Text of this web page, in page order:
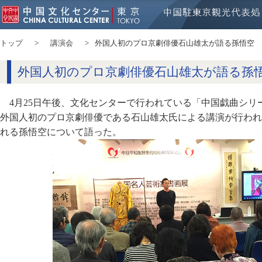
トップ 講演会 外国人初のプロ京劇俳優石山雄太が語る孫悟空
外国人初のプロ京劇俳優石山雄太が語る孫
4月25日午後、文化センターで行われている「中国戯曲シ
外国人初のプロ京劇俳優である石山雄太氏による講演が行わ
れる孫悟空について語った。